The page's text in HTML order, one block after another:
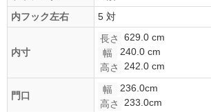
内フック左右
5 対
内寸
長さ
629.0 cm
幅
240.0 cm
高さ
242.0 cm
門口
幅
236.0cm
高さ
233.0cm